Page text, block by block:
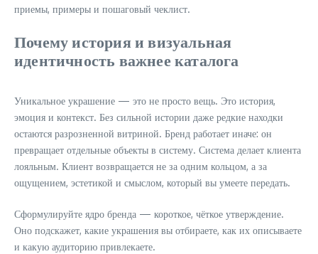
приемы, примеры и пошаговый чеклист.
Почему история и визуальная
идентичность важнее каталога
Уникальное украшение — это не просто вещь. Это история,
эмоция и контекст. Без сильной истории даже редкие находки
остаются разрозненной витриной. Бренд работает иначе: он
превращает отдельные объекты в систему. Система делает клиента
лояльным. Клиент возвращается не за одним кольцом, а за
ощущением, эстетикой и смыслом, который вы умеете передать.
Сформулируйте ядро бренда — короткое, чёткое утверждение.
Оно подскажет, какие украшения вы отбираете, как их описываете
и какую аудиторию привлекаете.